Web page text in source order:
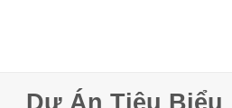
Dự Án Tiêu Biểu